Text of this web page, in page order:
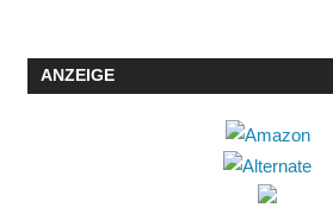
ANZEIGE